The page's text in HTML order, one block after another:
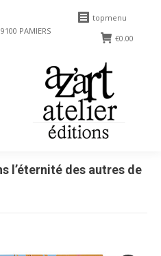
PAMIERS
topmenu
€0.00
l’éternité des autres de